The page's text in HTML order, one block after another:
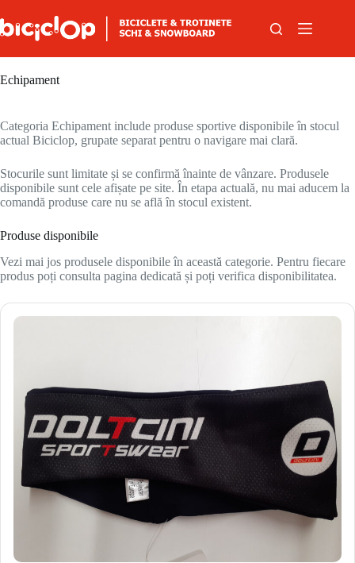
Echipament
Categoria Echipament include produse sportive disponibile în stocul
actual Biciclop, grupate separat pentru o navigare mai clară.
Stocurile sunt limitate și se confirmă înainte de vânzare. Produsele
disponibile sunt cele afișate pe site. În etapa actuală, nu mai aducem la
comandă produse care nu se află în stocul existent.
Produse disponibile
Vezi mai jos produsele disponibile în această categorie. Pentru fiecare
produs poți consulta pagina dedicată și poți verifica disponibilitatea.